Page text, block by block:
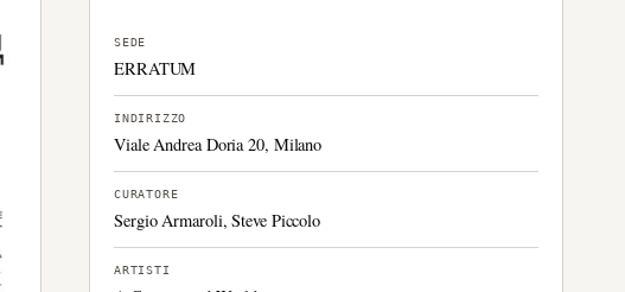
SEDE
ERRATUM
INDIRIZZO
Viale Andrea Doria 20, Milano
CURATORE
Sergio Armaroli, Steve Piccolo
ARTISTI